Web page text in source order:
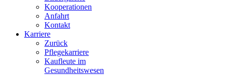
Kooperationen
Anfahrt
Kontakt
Karriere
Zurück
Pflegekarriere
Kaufleute im
Gesundheitswesen